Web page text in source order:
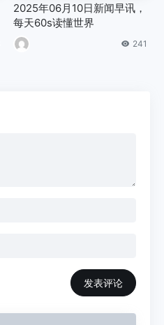
2025年06月10日新闻早讯，
每天60s读懂世界
241
发表评论